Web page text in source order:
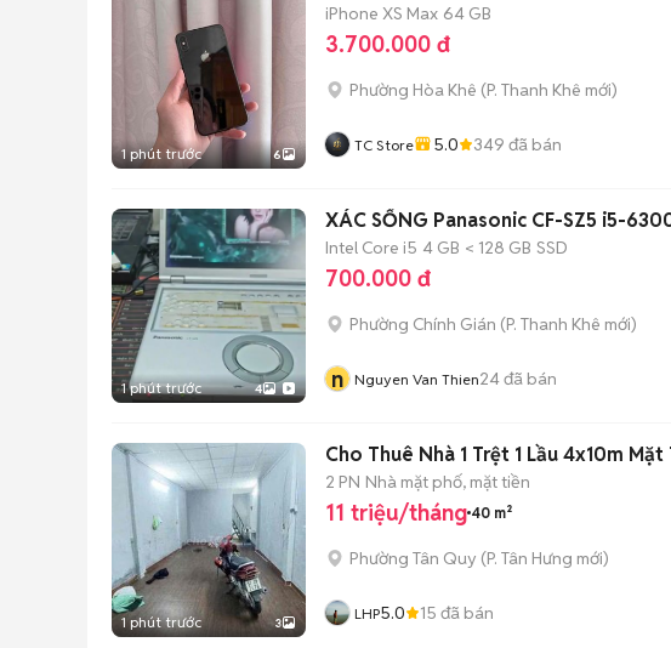
1 phút trước 6
iPhone XS Max 64 GB
3.700.000 đ
Phường Hòa Khê (P. Thanh Khê mới)
TC Store 5.0 349 đã bán
1 phút trước 4
XÁC SỐNG Panasonic CF-SZ5
Intel Core i5 4 GB < 128 GB SSD
700.000 đ
Phường Chính Gián (P. Thanh Khê mới)
n Nguyen Van Thien24đã bán
1 phút trước 3
Cho Thuê Nhà 1 Trệt 1 Lầu 4x10m
2 PN Nhà mặt phố, mặt tiền
11 triệu/tháng 40 m²
Phường Tân Quy (P. Tân Hưng mới)
LHP5.0 15 đã bán